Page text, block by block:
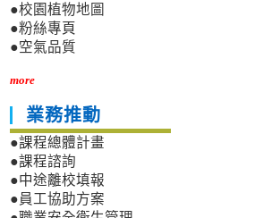
●校園植物地圖
●粉絲專頁
●空氣品質
more
業務推動
●課程總體計畫
●課程諮詢
●中途離校填報
●員工協助方案